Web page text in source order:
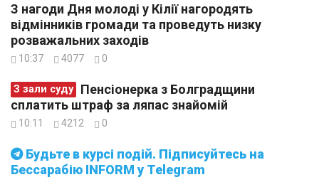
Будьте в курсі подій. Підписуйтесь на
Бессарабію INFORM у Telegram
З нагоди Дня молоді у Кілії нагородять
відмінників громади та проведуть низку
розважальних заходів
10:37 4077 0
З зали суду
сплатить штраф за ляпас знайомій
10:11 4212 0